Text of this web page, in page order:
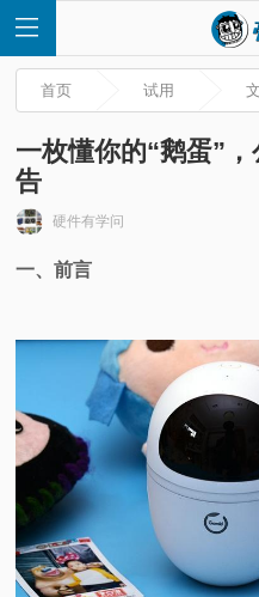
首
页
评
测
视
首页 试用
一枚懂你的“鹅蛋”
告
硬件有学问
一、前言